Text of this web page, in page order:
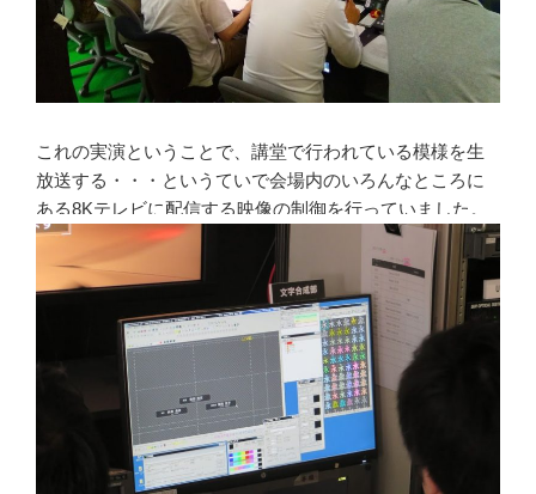
これの実演ということで、講堂で行われている模様を生
放送する・・・というていで会場内のいろんなところに
ある8Kテレビに配信する映像の制御を行っていました。